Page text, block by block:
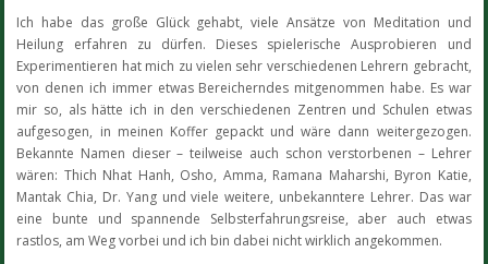
Ich habe das große Glück gehabt, viele Ansätze von Meditation und
Heilung erfahren zu dürfen. Dieses spielerische Ausprobieren und
Experimentieren hat mich zu vielen sehr verschiedenen Lehrern gebracht,
von denen ich immer etwas Bereicherndes mitgenommen habe. Es war
mir so, als hätte ich in den verschiedenen Zentren und Schulen etwas
aufgesogen, in meinen Koffer gepackt und wäre dann weitergezogen.
Bekannte Namen dieser – teilweise auch schon verstorbenen – Lehrer
wären: Thich Nhat Hanh, Osho, Amma, Ramana Maharshi, Byron Katie,
Mantak Chia, Dr. Yang und viele weitere, unbekanntere Lehrer. Das war
eine bunte und spannende Selbsterfahrungsreise, aber auch etwas
rastlos, am Weg vorbei und ich bin dabei nicht wirklich angekommen.